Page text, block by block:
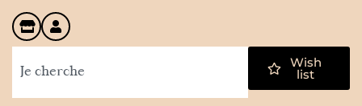
Wish
list